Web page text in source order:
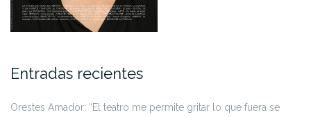
Entradas recientes
Orestes Amador: “El teatro me permite gritar lo que fuera se